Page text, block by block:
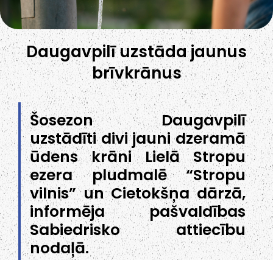
Daugavpilī uzstāda jaunus
brīvkrānus
Šosezon Daugavpilī
uzstādīti divi jauni dzeramā
ūdens krāni Lielā Stropu
ezera pludmalē “Stropu
vilnis” un Cietokšņa dārzā,
informēja pašvaldības
Sabiedrisko attiecību
nodaļā.